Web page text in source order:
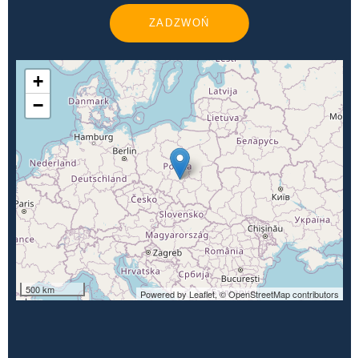
ZADZWOŃ
+
−
500 km Powered by Leaflet,© OpenStreetMap contributors